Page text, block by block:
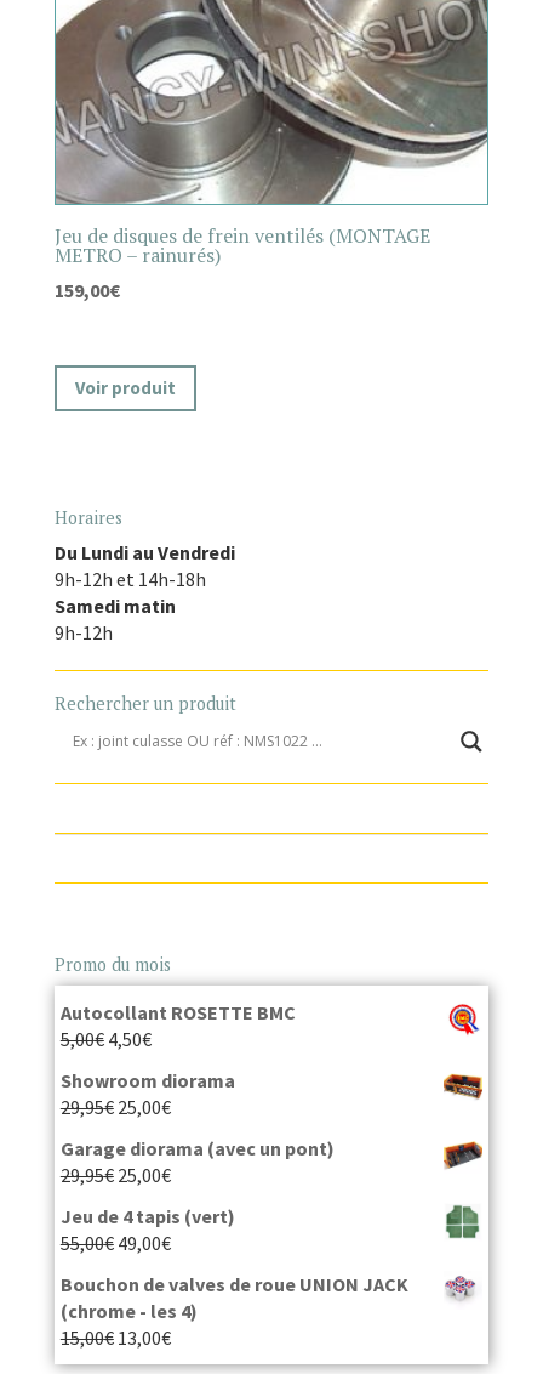
Jeu de disques de frein ventilés (MONTAGE
METRO – rainurés)
159,00€
Voir produit
Horaires
Du Lundi au Vendredi
9h-12h et 14h-18h
Samedi matin
9h-12h
Rechercher un produit
Promo du mois
Autocollant ROSETTE BMC
5,00€ 4,50€
Showroom diorama
29,95€ 25,00€
Garage diorama (avec un pont)
29,95€ 25,00€
Jeu de 4 tapis (vert)
55,00€ 49,00€
Bouchon de valves de roue UNION JACK
(chrome - les 4)
15,00€ 13,00€